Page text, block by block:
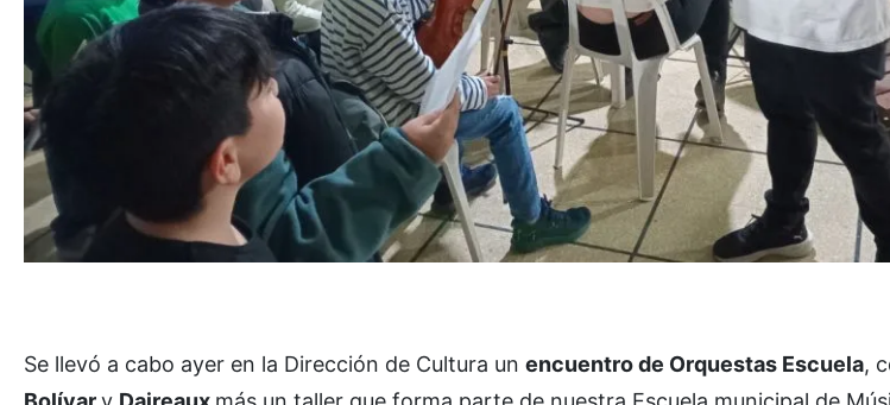
Se llevó a cabo ayer en la Dirección de Cultura un encuentro de Orquestas Escuela,